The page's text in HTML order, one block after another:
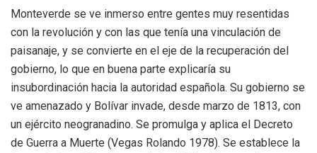
Monteverde se ve inmerso entre gentes muy resentidas
con la revolución y con las que tenía una vinculación de
paisanaje, y se convierte en el eje de la recuperación del
gobierno, lo que en buena parte explicaría su
insubordinación hacia la autoridad española. Su gobierno se
ve amenazado y Bolívar invade, desde marzo de 1813, con
un ejército neogranadino. Se promulga y aplica el Decreto
de Guerra a Muerte (Vegas Rolando 1978). Se establece la